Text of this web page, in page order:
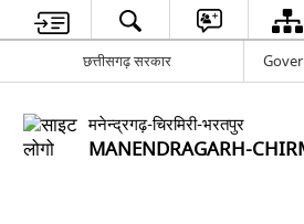
छत्तीसगढ़ सरकार
मनेन्द्रगढ़-चिरमिरी-भरतपुर
MANENDRAGARH-